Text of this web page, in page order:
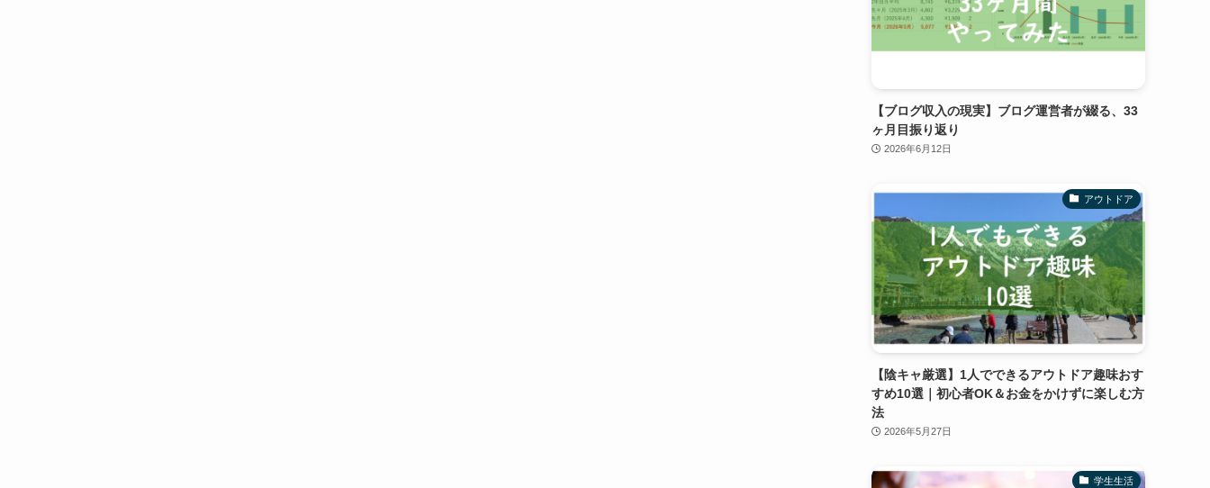
【ブログ収入の現実】ブログ運営者が綴る、33
ヶ月目振り返り
2026年6月12日
アウトドア
【陰キャ厳選】1人でできるアウトドア趣味おす
すめ10選｜初心者OK＆お金をかけずに楽しむ方
法
2026年5月27日
学生生活